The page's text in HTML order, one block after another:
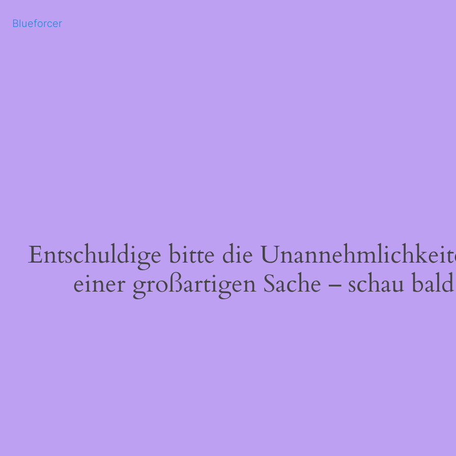
Blueforcer
Entschuldige bitte die
einer großartigen Sache – schau